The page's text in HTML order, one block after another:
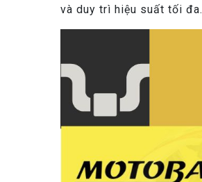
và duy trì hiệu suất tối đa.